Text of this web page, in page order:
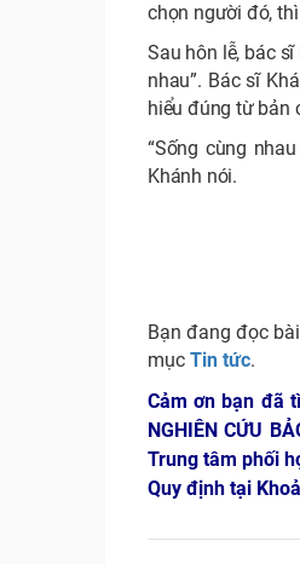
chọn người đó,
Sau hôn lễ, bác
nhau”. Bác sĩ
hiểu đúng từ bản
“Sống cùng
Khánh nói.
Bạn đang đọc
mục Tin tức.
Cảm ơn bạn đã
NGHIÊN CỨU
Trung tâm phối
Quy định tại